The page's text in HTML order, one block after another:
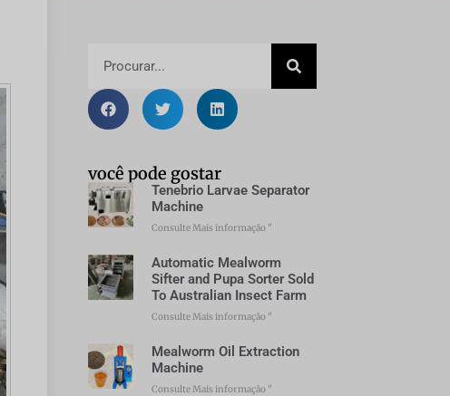
você pode gostar
Tenebrio Larvae Separator
Machine
Consulte Mais informação "
Automatic Mealworm
Sifter and Pupa Sorter Sold
To Australian Insect Farm
Consulte Mais informação "
Mealworm Oil Extraction
Machine
Consulte Mais informação "